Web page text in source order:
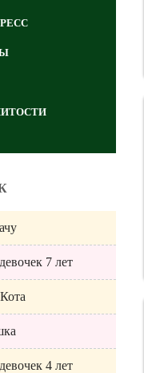
7 лет
4 лет